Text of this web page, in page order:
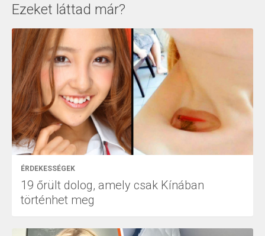
Ezeket láttad már?
ÉRDEKESSÉGEK
19 őrült dolog, amely csak Kínában
történhet meg